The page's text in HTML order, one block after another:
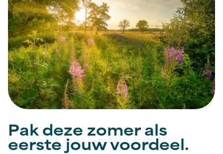
Pak deze zomer als
eerste jouw voordeel.